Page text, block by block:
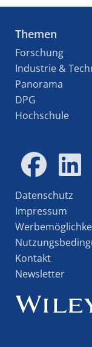
Themen
Forschung
Industrie &
Panorama
DPG
Hochschule
Datenschutz
Impressum
Kontakt
Newsletter